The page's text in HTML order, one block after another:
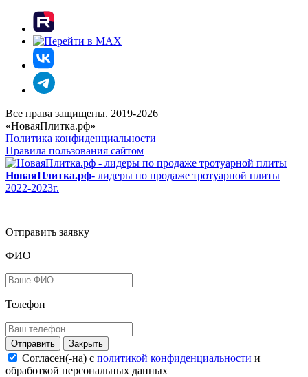
Все права защищены. 2019-2026
«НоваяПлитка.рф»
Политика конфиденциальности
Правила пользования сайтом
НоваяПлитка.рф- лидеры по продаже тротуарной плиты
2022-2023г.
Отправить заявку
ФИО
Телефон
Закрыть
Согласен(-на) c политикой конфиденциальности и
обработкой персональных данных